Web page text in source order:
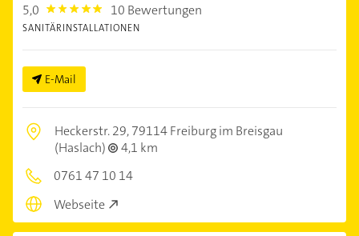
5,0 5.0 10 Bewertungen
SANITÄRINSTALLATIONEN
E-Mail
Heckerstr. 29,79114 Freiburg im Breisgau
(Haslach)
4,1 km
0761 47 10 14
Webseite